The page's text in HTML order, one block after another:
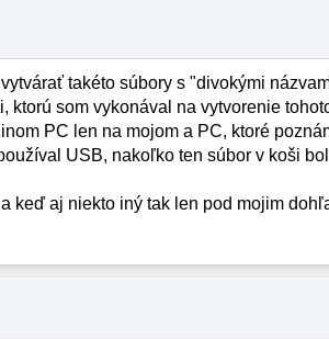
takéto súbory s "divokými
ktorú som vykonával na vytvorenie
PC len na mojom a PC, ktoré
USB, nakoľko ten súbor v koši
keď aj niekto iný tak len pod mojim